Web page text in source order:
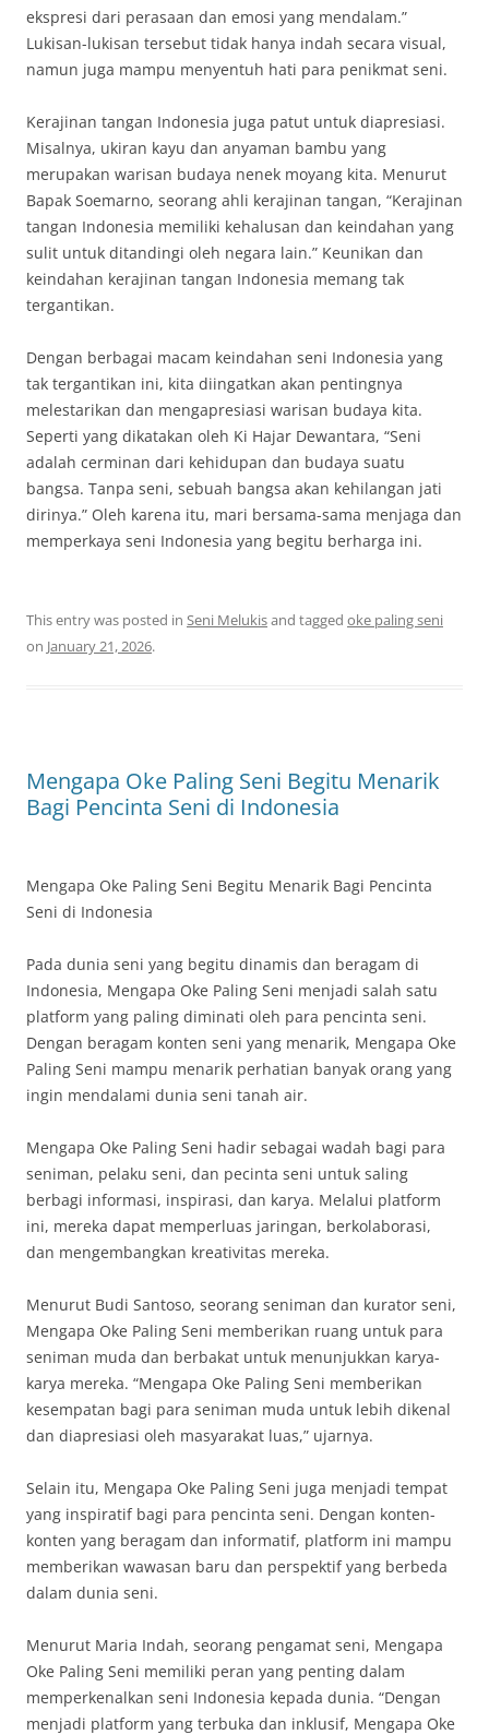
ekspresi dari perasaan dan emosi yang mendalam.”
Lukisan-lukisan tersebut tidak hanya indah secara visual,
namun juga mampu menyentuh hati para penikmat seni.
Kerajinan tangan Indonesia juga patut untuk diapresiasi.
Misalnya, ukiran kayu dan anyaman bambu yang
merupakan warisan budaya nenek moyang kita. Menurut
Bapak Soemarno, seorang ahli kerajinan tangan, “Kerajinan
tangan Indonesia memiliki kehalusan dan keindahan yang
sulit untuk ditandingi oleh negara lain.” Keunikan dan
keindahan kerajinan tangan Indonesia memang tak
tergantikan.
Dengan berbagai macam keindahan seni Indonesia yang
tak tergantikan ini, kita diingatkan akan pentingnya
melestarikan dan mengapresiasi warisan budaya kita.
Seperti yang dikatakan oleh Ki Hajar Dewantara, “Seni
adalah cerminan dari kehidupan dan budaya suatu
bangsa. Tanpa seni, sebuah bangsa akan kehilangan jati
dirinya.” Oleh karena itu, mari bersama-sama menjaga dan
memperkaya seni Indonesia yang begitu berharga ini.
This entry was posted in Seni Melukisand tagged oke paling seni
on January 21, 2026.
Mengapa Oke Paling Seni Begitu Menarik
Bagi Pencinta Seni di Indonesia
Mengapa Oke Paling Seni Begitu Menarik Bagi Pencinta
Seni di Indonesia
Pada dunia seni yang begitu dinamis dan beragam di
Indonesia, Mengapa Oke Paling Seni menjadi salah satu
platform yang paling diminati oleh para pencinta seni.
Dengan beragam konten seni yang menarik, Mengapa Oke
Paling Seni mampu menarik perhatian banyak orang yang
ingin mendalami dunia seni tanah air.
Mengapa Oke Paling Seni hadir sebagai wadah bagi para
seniman, pelaku seni, dan pecinta seni untuk saling
berbagi informasi, inspirasi, dan karya. Melalui platform
ini, mereka dapat memperluas jaringan, berkolaborasi,
dan mengembangkan kreativitas mereka.
Menurut Budi Santoso, seorang seniman dan kurator seni,
Mengapa Oke Paling Seni memberikan ruang untuk para
seniman muda dan berbakat untuk menunjukkan karya-
karya mereka. “Mengapa Oke Paling Seni memberikan
kesempatan bagi para seniman muda untuk lebih dikenal
dan diapresiasi oleh masyarakat luas,” ujarnya.
Selain itu, Mengapa Oke Paling Seni juga menjadi tempat
yang inspiratif bagi para pencinta seni. Dengan konten-
konten yang beragam dan informatif, platform ini mampu
memberikan wawasan baru dan perspektif yang berbeda
dalam dunia seni.
Menurut Maria Indah, seorang pengamat seni, Mengapa
Oke Paling Seni memiliki peran yang penting dalam
memperkenalkan seni Indonesia kepada dunia. “Dengan
menjadi platform yang terbuka dan inklusif, Mengapa Oke